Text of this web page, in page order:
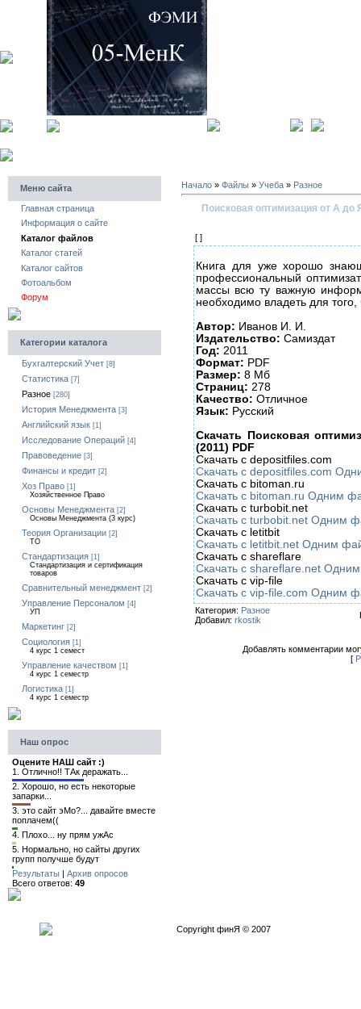
Меню сайта
Главная страница
Информация о сайте
Каталог файлов
Каталог статей
Каталог сайтов
Фотоальбом
Форум
Категории каталога
Бухгалтерский Учет [8]
Статистика [7]
Разное [280]
История Менеджмента [3]
Английский язык [1]
Исследование Операций [4]
Правоведение [3]
Финансы и кредит [2]
Хоз Право [1]
Хозяйственное Право
Основы Менеджмента [2]
Основы Менеджмента (3 курс)
Теория Организации [2]
ТО
Стандартизация [1]
Стандартизация и сертификация
товаров
Сравнительный менеджмент [2]
Управление Персоналом [4]
УП
Маркетинг [2]
Социология [1]
4 курс 1 семест
Управление качеством [1]
4 курс 1 семестр
Логистика [1]
4 курс 1 семестр
Наш опрос
Оцените НАШ сайт :)
1. Отлично!! ТАк деражать...
2. Хорошо, но есть некоторые
запарки...
3. это сайт эМо?... давайте вместе
поплачем((
4. Плохо... ну прям ужАс
5. Нормально, но сайты других
групп получше будут
Результаты | Архив опросов
Всего ответов: 49
Начало » Файлы » Учеба » Разное
Поисковая оптимизация от А до
[ ]
Книга для уже хорошо
профессиональный
массы всю ту важную
необходимо владеть для
Автор: Иванов И. И.
Издательство: Самиздат
Год: 2011
Формат: PDF
Размер: 8 Мб
Страниц: 278
Качество: Отличное
Язык: Русский
Скачать Поисковая
(2011) PDF
Скачать с depositfiles.com
Скачать с depositfiles.com
Скачать с bitoman.ru
Скачать с bitoman.ru Одним
Скачать с turbobit.net
Скачать с turbobit.net Одним
Скачать с letitbit
Скачать с letitbit.net Одним
Скачать с shareflare
Скачать с shareflare.net
Скачать с vip-file
Скачать с vip-file.com Одним
Категория: Разное
Добавил: rkostik
Добавлять комментарии
[
Copyright финЯ © 2007